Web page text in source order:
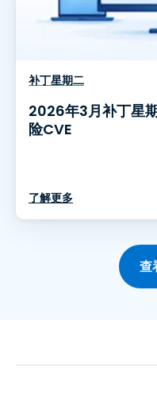
补丁星期二
2026年3月补丁星
险CVE
了解更多
查